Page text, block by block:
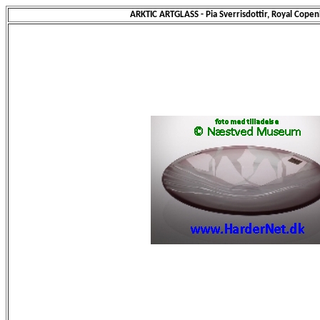
ARKTIC ARTGLASS - Pia Sverrisdottir, Royal